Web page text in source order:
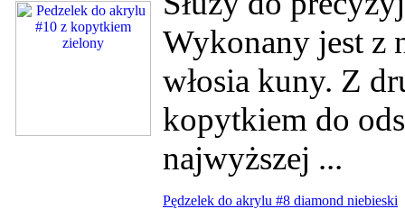
Wykonany jest z
włosia kuny. Z
kopytkiem do
najwyższej ...
Pędzelek do akrylu #8 diamond niebieski